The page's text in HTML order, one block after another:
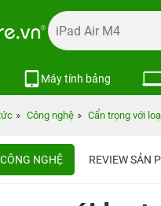
Máy tính bảng
Công nghệ Cẩn trọng với
CÔNG NGHỆ REVIEW SẢN